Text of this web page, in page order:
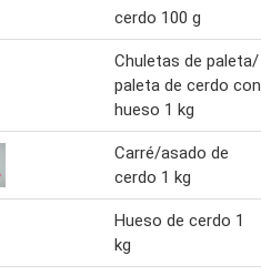
cerdo 100 g
Chuletas de paleta/
paleta de cerdo con
hueso 1 kg
Carré/asado de
cerdo 1 kg
Hueso de cerdo 1
kg